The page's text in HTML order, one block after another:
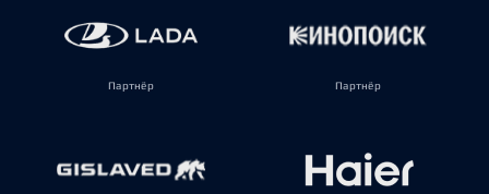
Партнёр Партнёр